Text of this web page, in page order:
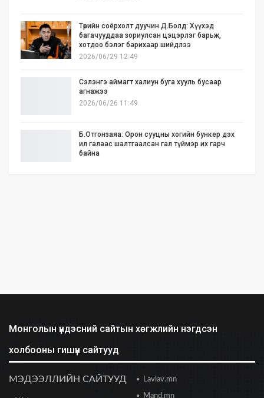
Төрийн соёрхолт дуучин Д.Болд: Хүүхэд
багачууддаа зориулсан цэцэрлэг барьж,
хотдоо бэлэг барихаар шийдлээ
2026/06/29 12:49
Сэлэнгэ аймагт халиун буга хууль бусаар
агнажээ
2026/06/26 11:49
Б.Отгонзаяа: Орон сууцны хогийн бункер дэх
ил галаас шалтгаалсан гал түймэр их гарч
байна
2028 оны сонгуульд Т.Баярхүү хүч үзэхээ
мэдэгдэв
2026/06/23 18:47
Монголын үндэсний сайтын хөгжлийн нэгдсэн
холбооны гишүүн сайтууд
МЭДЭЭЛЛИЙН САЙТУУД Lavlav.mn
Mand.mn